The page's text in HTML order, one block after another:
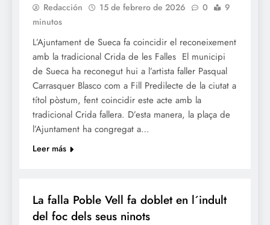
Redacción 15 de febrero de 2026 0
9
minutos
L’Ajuntament de Sueca fa coincidir el reconeixement
amb la tradicional Crida de les Falles El municipi
de Sueca ha reconegut hui a l’artista faller Pasqual
Carrasquer Blasco com a Fill Predilecte de la ciutat a
títol pòstum, fent coincidir este acte amb la
tradicional Crida fallera. D’esta manera, la plaça de
l’Ajuntament ha congregat a…
Leer más
La falla Poble Vell fa doblet en l´indult
del foc dels seus ninots